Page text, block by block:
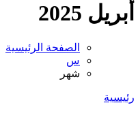
أبريل 2025
الصفحة الرئيسية
س
شهر
رئيسية